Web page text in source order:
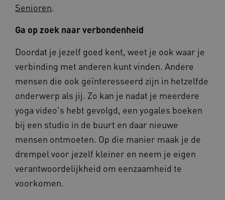
Senioren.
Ga op zoek naar verbondenheid
Doordat je jezelf goed kent, weet je ook waar je
verbinding met anderen kunt vinden. Andere
mensen die ook geïnteresseerd zijn in hetzelfde
onderwerp als jij. Zo kan je nadat je meerdere
yoga video's hebt gevolgd, een yogales boeken
bij een studio in de buurt en daar nieuwe
mensen ontmoeten. Op die manier maak je de
drempel voor jezelf kleiner en neem je eigen
verantwoordelijkheid om eenzaamheid te
voorkomen.
UMB_SESSION www.beteroud.nl
VISITOR_PRIVACY_METADATA
YouTube
.youtube.com
5
ARRAffinity